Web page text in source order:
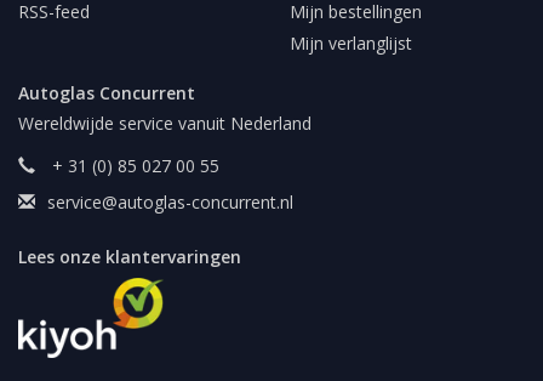
RSS-feed
Mijn bestellingen
Mijn verlanglijst
Autoglas Concurrent
Wereldwijde service vanuit Nederland
+ 31 (0) 85 027 00 55
service@autoglas-concurrent.nl
Lees onze klantervaringen